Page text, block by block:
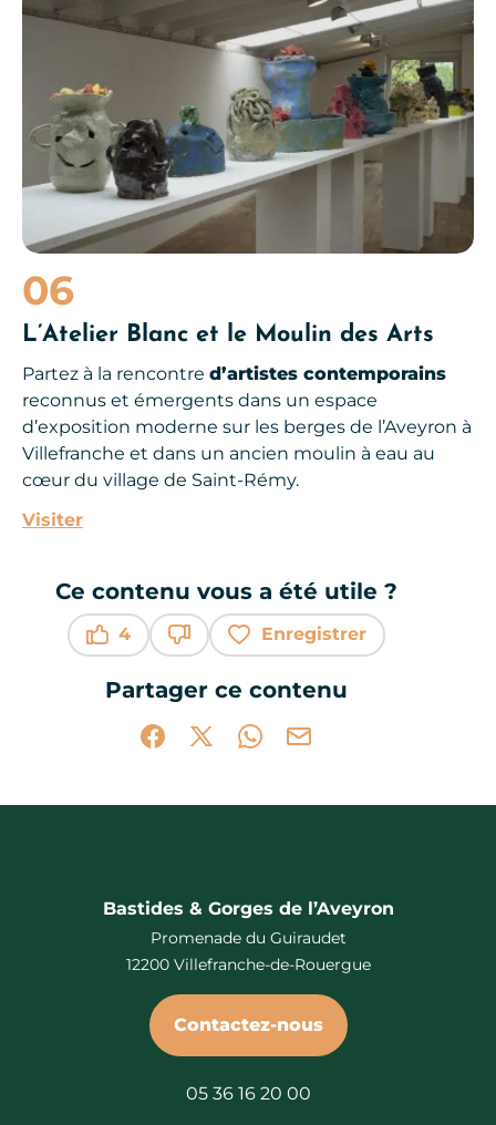
06
L’Atelier Blanc et le Moulin des Arts
Partez à la rencontre d’artistes contemporains
reconnus et émergents dans un espace
d’exposition moderne sur les berges de l’Aveyron à
Villefranche et dans un ancien moulin à eau au
cœur du village de Saint-Rémy.
Visiter
Ce contenu vous a été utile ?
4
Enregistrer
Partager ce contenu
Partager sur Facebook (nouvelle
Partager sur X / Twitter (nouvelle
Partager sur WhatsApp
Partager par mail
Bastides & Gorges de l’Aveyron
Promenade du Guiraudet
12200 Villefranche-de-Rouergue
Contactez-nous
05 36 16 20 00